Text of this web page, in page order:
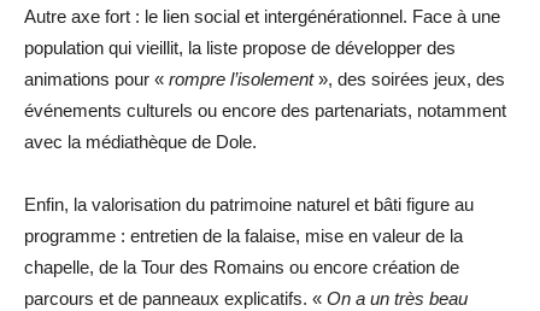
Autre axe fort : le lien social et intergénérationnel. Face à une
population qui vieillit, la liste propose de développer des
animations pour « rompre l’isolement», des soirées jeux, des
événements culturels ou encore des partenariats, notamment
avec la médiathèque de Dole.
Enfin, la valorisation du patrimoine naturel et bâti figure au
programme : entretien de la falaise, mise en valeur de la
chapelle, de la Tour des Romains ou encore création de
parcours et de panneaux explicatifs. « On a un très beau